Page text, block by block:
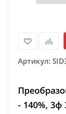
Артикул:
- 140%, 3ф